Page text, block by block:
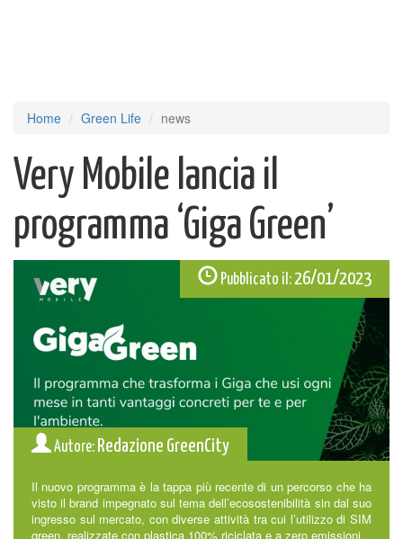
Home Green Life news
Very Mobile lancia il
programma ‘Giga Green’
Pubblicato il:26/01/2023
Autore: Redazione GreenCity
Il nuovo programma è la tappa più recente di un percorso che ha
visto il brand impegnato sul tema dell’ecosostenibilità sin dal suo
ingresso sul mercato, con diverse attività tra cui l’utilizzo di SIM
green, realizzate con plastica 100% riciclata e a zero emissioni.